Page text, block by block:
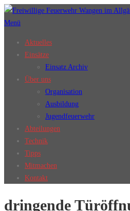
Zum
Inhalt
Menü
Aktuelles
Einsätze
Einsatz Archiv
Über uns
Organisation
Ausbildung
Jugendfeuerwehr
Abteilungen
Technik
Tipps
Mitmachen
Kontakt
dringende